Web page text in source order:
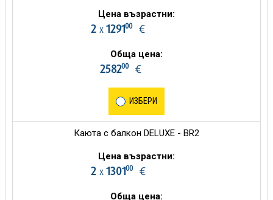
Цена възрастни:
2 х 129100€
Обща цена:
258200€
ИЗБЕРИ
Каюта с балкон DELUXE - BR2
Цена възрастни:
2 х 130100€
Обща цена: